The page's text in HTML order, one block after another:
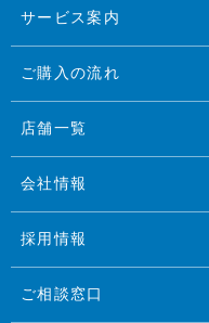
サービス案内
ご購入の流れ
店舗一覧
会社情報
採用情報
ご相談窓口